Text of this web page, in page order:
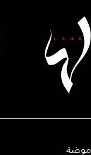
موضة